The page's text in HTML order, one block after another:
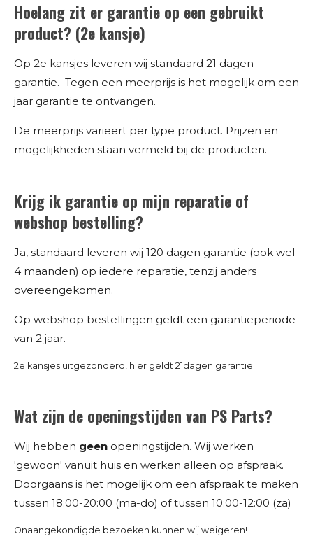
Hoelang zit er garantie op een gebruikt
product? (2e kansje)
Op 2e kansjes leveren wij standaard 21 dagen
garantie. Tegen een meerprijs is het mogelijk om een
jaar garantie te ontvangen.
De meerprijs varieert per type product. Prijzen en
mogelijkheden staan vermeld bij de producten.
Krijg ik garantie op mijn reparatie of
webshop bestelling?
Ja, standaard leveren wij 120 dagen garantie (ook wel
4 maanden) op iedere reparatie, tenzij anders
overeengekomen.
Op webshop bestellingen geldt een garantieperiode
van 2 jaar.
2e kansjes uitgezonderd, hier geldt 21dagen garantie.
Wat zijn de openingstijden van PS Parts?
Wij hebben geen openingstijden. Wij werken
'gewoon' vanuit huis en werken alleen op afspraak.
Doorgaans is het mogelijk om een afspraak te maken
tussen 18:00-20:00 (ma-do) of tussen 10:00-12:00 (za)
Onaangekondigde bezoeken kunnen wij weigeren!